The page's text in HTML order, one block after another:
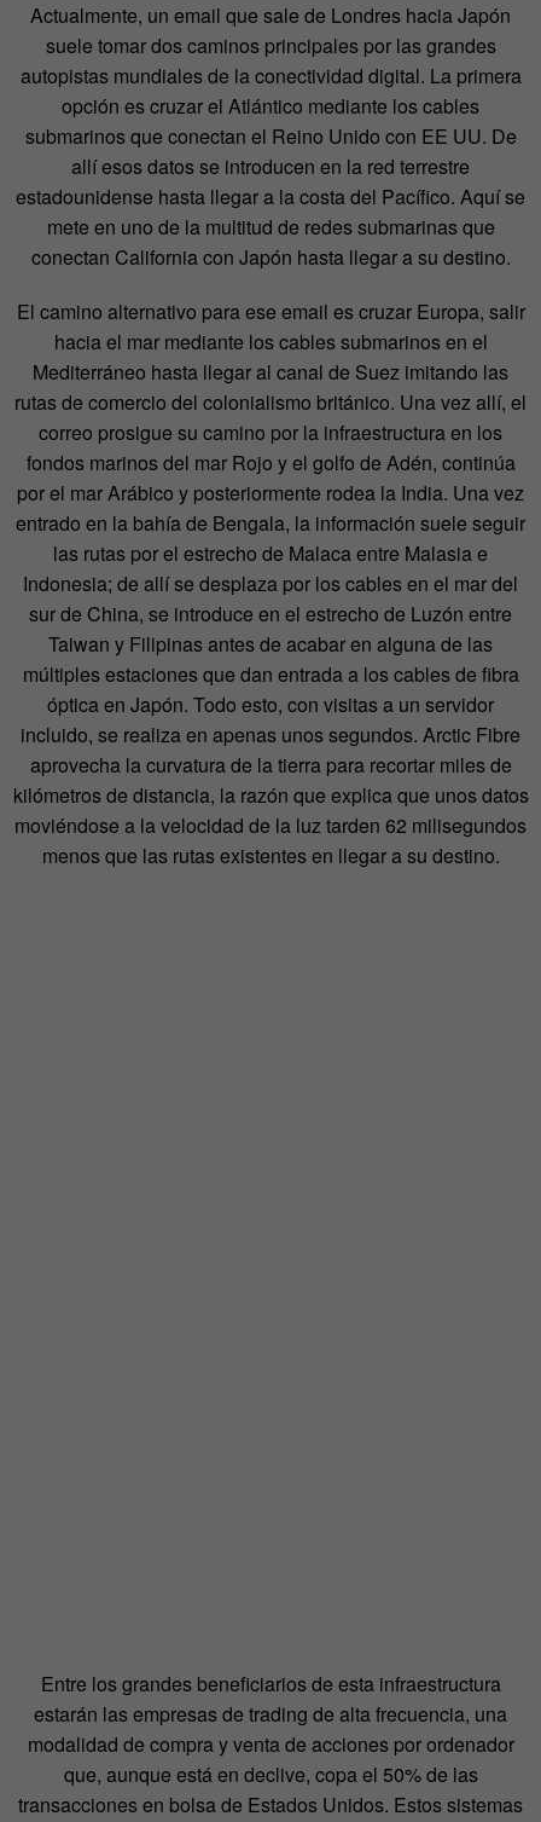
Actualmente, un email que sale de Londres hacia Japón
suele tomar dos caminos principales por las grandes
autopistas mundiales de la conectividad digital. La primera
opción es cruzar el Atlántico mediante los cables
submarinos que conectan el Reino Unido con EE UU. De
allí esos datos se introducen en la red terrestre
estadounidense hasta llegar a la costa del Pacífico. Aquí se
mete en uno de la multitud de redes submarinas que
conectan California con Japón hasta llegar a su destino.
El camino alternativo para ese email es cruzar Europa, salir
hacia el mar mediante los cables submarinos en el
Mediterráneo hasta llegar al canal de Suez imitando las
rutas de comercio del colonialismo británico. Una vez allí, el
correo prosigue su camino por la infraestructura en los
fondos marinos del mar Rojo y el golfo de Adén, continúa
por el mar Arábico y posteriormente rodea la India. Una vez
entrado en la bahía de Bengala, la información suele seguir
las rutas por el estrecho de Malaca entre Malasia e
Indonesia; de allí se desplaza por los cables en el mar del
sur de China, se introduce en el estrecho de Luzón entre
Taiwan y Filipinas antes de acabar en alguna de las
múltiples estaciones que dan entrada a los cables de fibra
óptica en Japón. Todo esto, con visitas a un servidor
incluido, se realiza en apenas unos segundos. Arctic Fibre
aprovecha la curvatura de la tierra para recortar miles de
kilómetros de distancia, la razón que explica que unos datos
moviéndose a la velocidad de la luz tarden 62 milisegundos
menos que las rutas existentes en llegar a su destino.
Entre los grandes beneficiarios de esta infraestructura
estarán las empresas de trading de alta frecuencia, una
modalidad de compra y venta de acciones por ordenador
que, aunque está en declive, copa el 50% de las
transacciones en bolsa de Estados Unidos. Estos sistemas